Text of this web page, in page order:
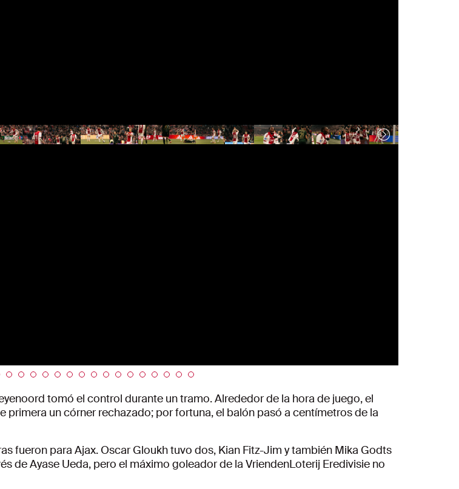
tomó el control durante un tramo. Alrededor de la hora de juego, el
un córner rechazado; por fortuna, el balón pasó a centímetros de la
fueron para Ajax. Oscar Gloukh tuvo dos, Kian Fitz-Jim y también Mika Godts
de Ayase Ueda, pero el máximo goleador de la VriendenLoterij Eredivisie no